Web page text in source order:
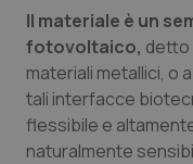
Valle D’Aosta
Veneto
Oncologia &
Il materiale è un
fotovoltaico, detto
materiali metallici, o
tali interfacce
flessibile e
naturalmente